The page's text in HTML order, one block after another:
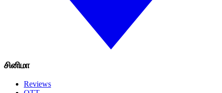
சினிமா
Reviews